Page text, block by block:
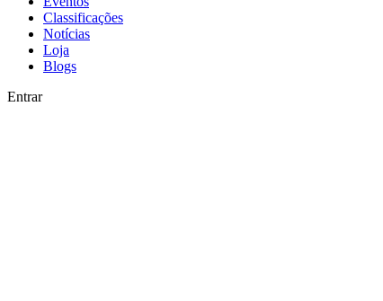
Classificações
Notícias
Loja
Blogs
Entrar